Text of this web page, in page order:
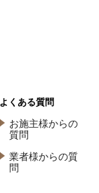
よくある質問
お施主様からの
質問
業者様からの質
問